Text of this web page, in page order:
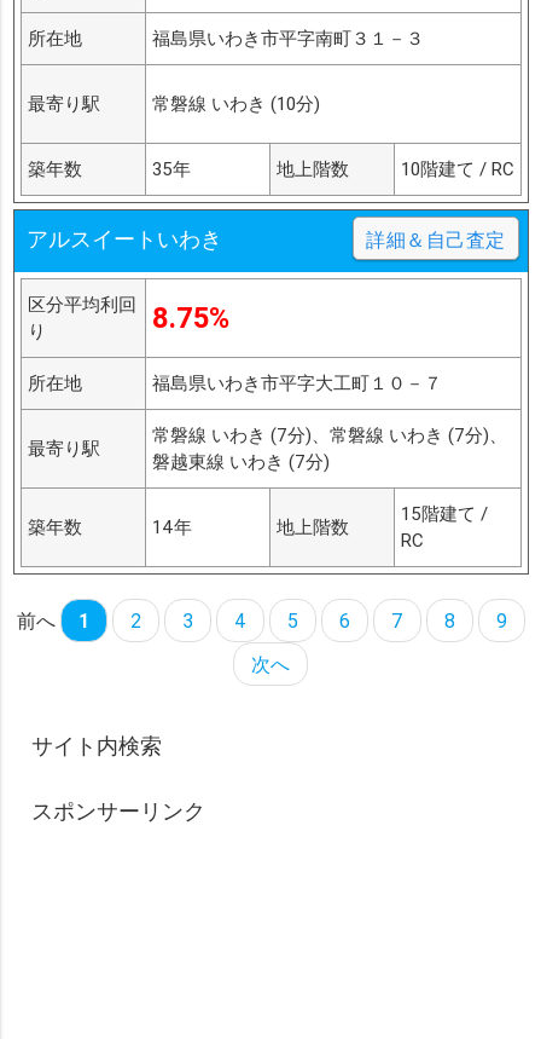
所在地 福島県いわき市平字南町３１－３
最寄り駅 常磐線 いわき (10分)
築年数 35年 地上階数 10階建て / RC
アルスイートいわき 詳細＆自己査定
区分平均利回
り
8.75%
所在地 福島県いわき市平字大工町１０－７
最寄り駅
常磐線 いわき (7分)、常磐線 いわき (7分)、
磐越東線 いわき (7分)
築年数 14年 地上階数
15階建て /
RC
前へ 1 2 3 4 5 6 7 8
9
次へ
サイト内検索
スポンサーリンク